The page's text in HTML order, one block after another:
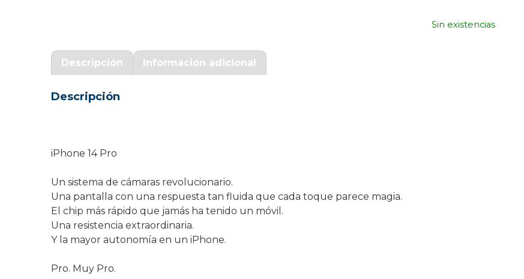
Sin existencias
Descripción Información adicional
Descripción
iPhone 14 Pro
Un sistema de cámaras revolucionario.
Una pantalla con una respuesta tan fluida que cada toque parece magia.
El chip más rápido que jamás ha tenido un móvil.
Una resistencia extraordinaria.
Y la mayor autonomía en un iPhone.
Pro. Muy Pro.